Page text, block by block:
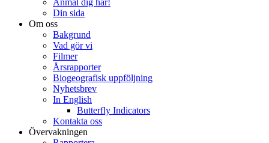
Din sida
Om oss
Bakgrund
Vad gör vi
Filmer
Årsrapporter
Biogeografisk uppföljning
Nyhetsbrev
In English
Butterfly Indicators
Kontakta oss
Övervakningen